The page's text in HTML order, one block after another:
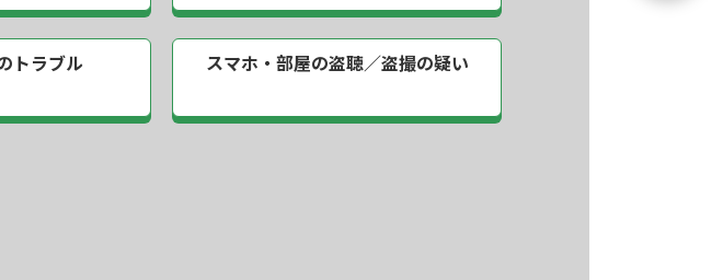
トラブル スマホ・部屋の盗聴／盗撮の疑い